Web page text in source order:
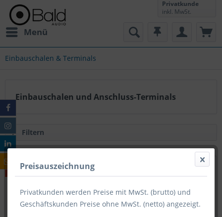
Menü
Privatkunde
inkl. MwSt.
Einbauschalen & Terminals
Einbauschalen und Anschluss-Terminals
Filtern
Preisauszeichnung
Privatkunden werden Preise mit MwSt. (brutto) und
Geschäftskunden Preise ohne MwSt. (netto) angezeigt.